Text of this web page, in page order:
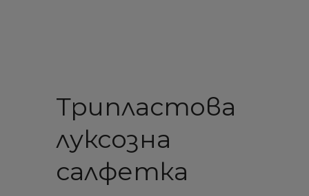
Трипластова
луксозна
салфетка